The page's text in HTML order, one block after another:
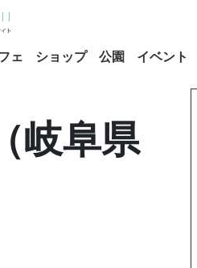
ェ ショップ 公園 イベント
岐阜県